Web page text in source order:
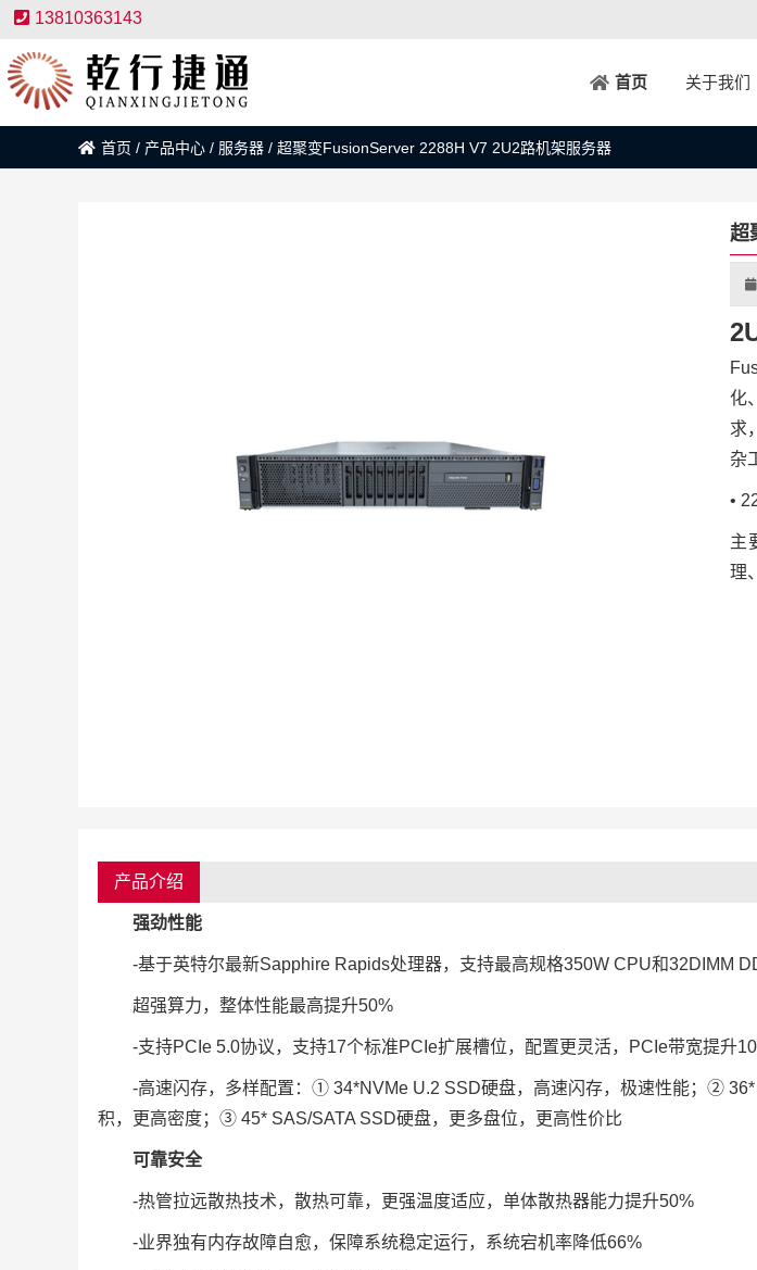
13810363143
首页 关于我们
首页 / 产品中心 / 服务器 / 超聚变FusionServer 2288H V7 2U2路机架服务器
超
化
求
杂
•
主
理
产品介绍
强劲性能
-基于英特尔最新Sapphire Rapids处理器，支持最高规格350W CPU和32DIMM
超强算力，整体性能最高提升50%
-支持PCIe 5.0协议，支持17个标准PCIe扩展槽位，配置更灵活，PCIe带宽提升
-高速闪存，多样配置：① 34*NVMe U.2 SSD硬盘，高速闪存，极速性能；②
积，更高密度；③ 45* SAS/SATA SSD硬盘，更多盘位，更高性价比
可靠安全
-热管拉远散热技术，散热可靠，更强温度适应，单体散热器能力提升50%
-业界独有内存故障自愈，保障系统稳定运行，系统宕机率降低66%